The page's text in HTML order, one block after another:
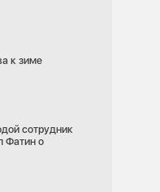
к зиме
сотрудник
Фатин о